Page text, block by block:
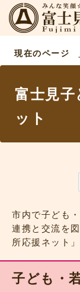
現在のページ
富士見子
ット
市内で子ども
連携と交流を
所応援ネット
子ども・